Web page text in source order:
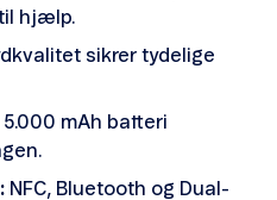
hjælp.
sikrer tydelige
5.000 mAh batteri
NFC, Bluetooth og Dual-